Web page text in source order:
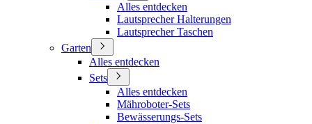
Alles entdecken
Lautsprecher Halterungen
Lautsprecher Taschen
Garten
Alles entdecken
Sets
Alles entdecken
Mähroboter-Sets
Bewässerungs-Sets